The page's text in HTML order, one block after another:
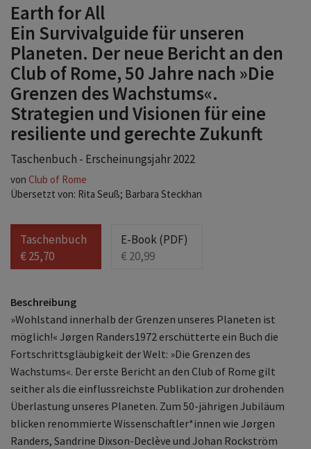
Earth for All
Ein Survivalguide für unseren
Planeten. Der neue Bericht an den
Club of Rome, 50 Jahre nach »Die
Grenzen des Wachstums«.
Strategien und Visionen für eine
resiliente und gerechte Zukunft
Taschenbuch - Erscheinungsjahr 2022
von Club of Rome
Übersetzt von: Rita Seuß; Barbara Steckhan
Taschenbuch
€ 25,70
E-Book (PDF)
€ 20,99
Beschreibung
»Wohlstand innerhalb der Grenzen unseres Planeten ist
möglich!« Jørgen Randers1972 erschütterte ein Buch die
Fortschrittsgläubigkeit der Welt: »Die Grenzen des
Wachstums«. Der erste Bericht an den Club of Rome gilt
seither als die einflussreichste Publikation zur drohenden
Überlastung unseres Planeten. Zum 50-jährigen Jubiläum
blicken renommierte Wissenschaftler*innen wie Jørgen
Randers, Sandrine Dixson-Declève und Johan Rockström